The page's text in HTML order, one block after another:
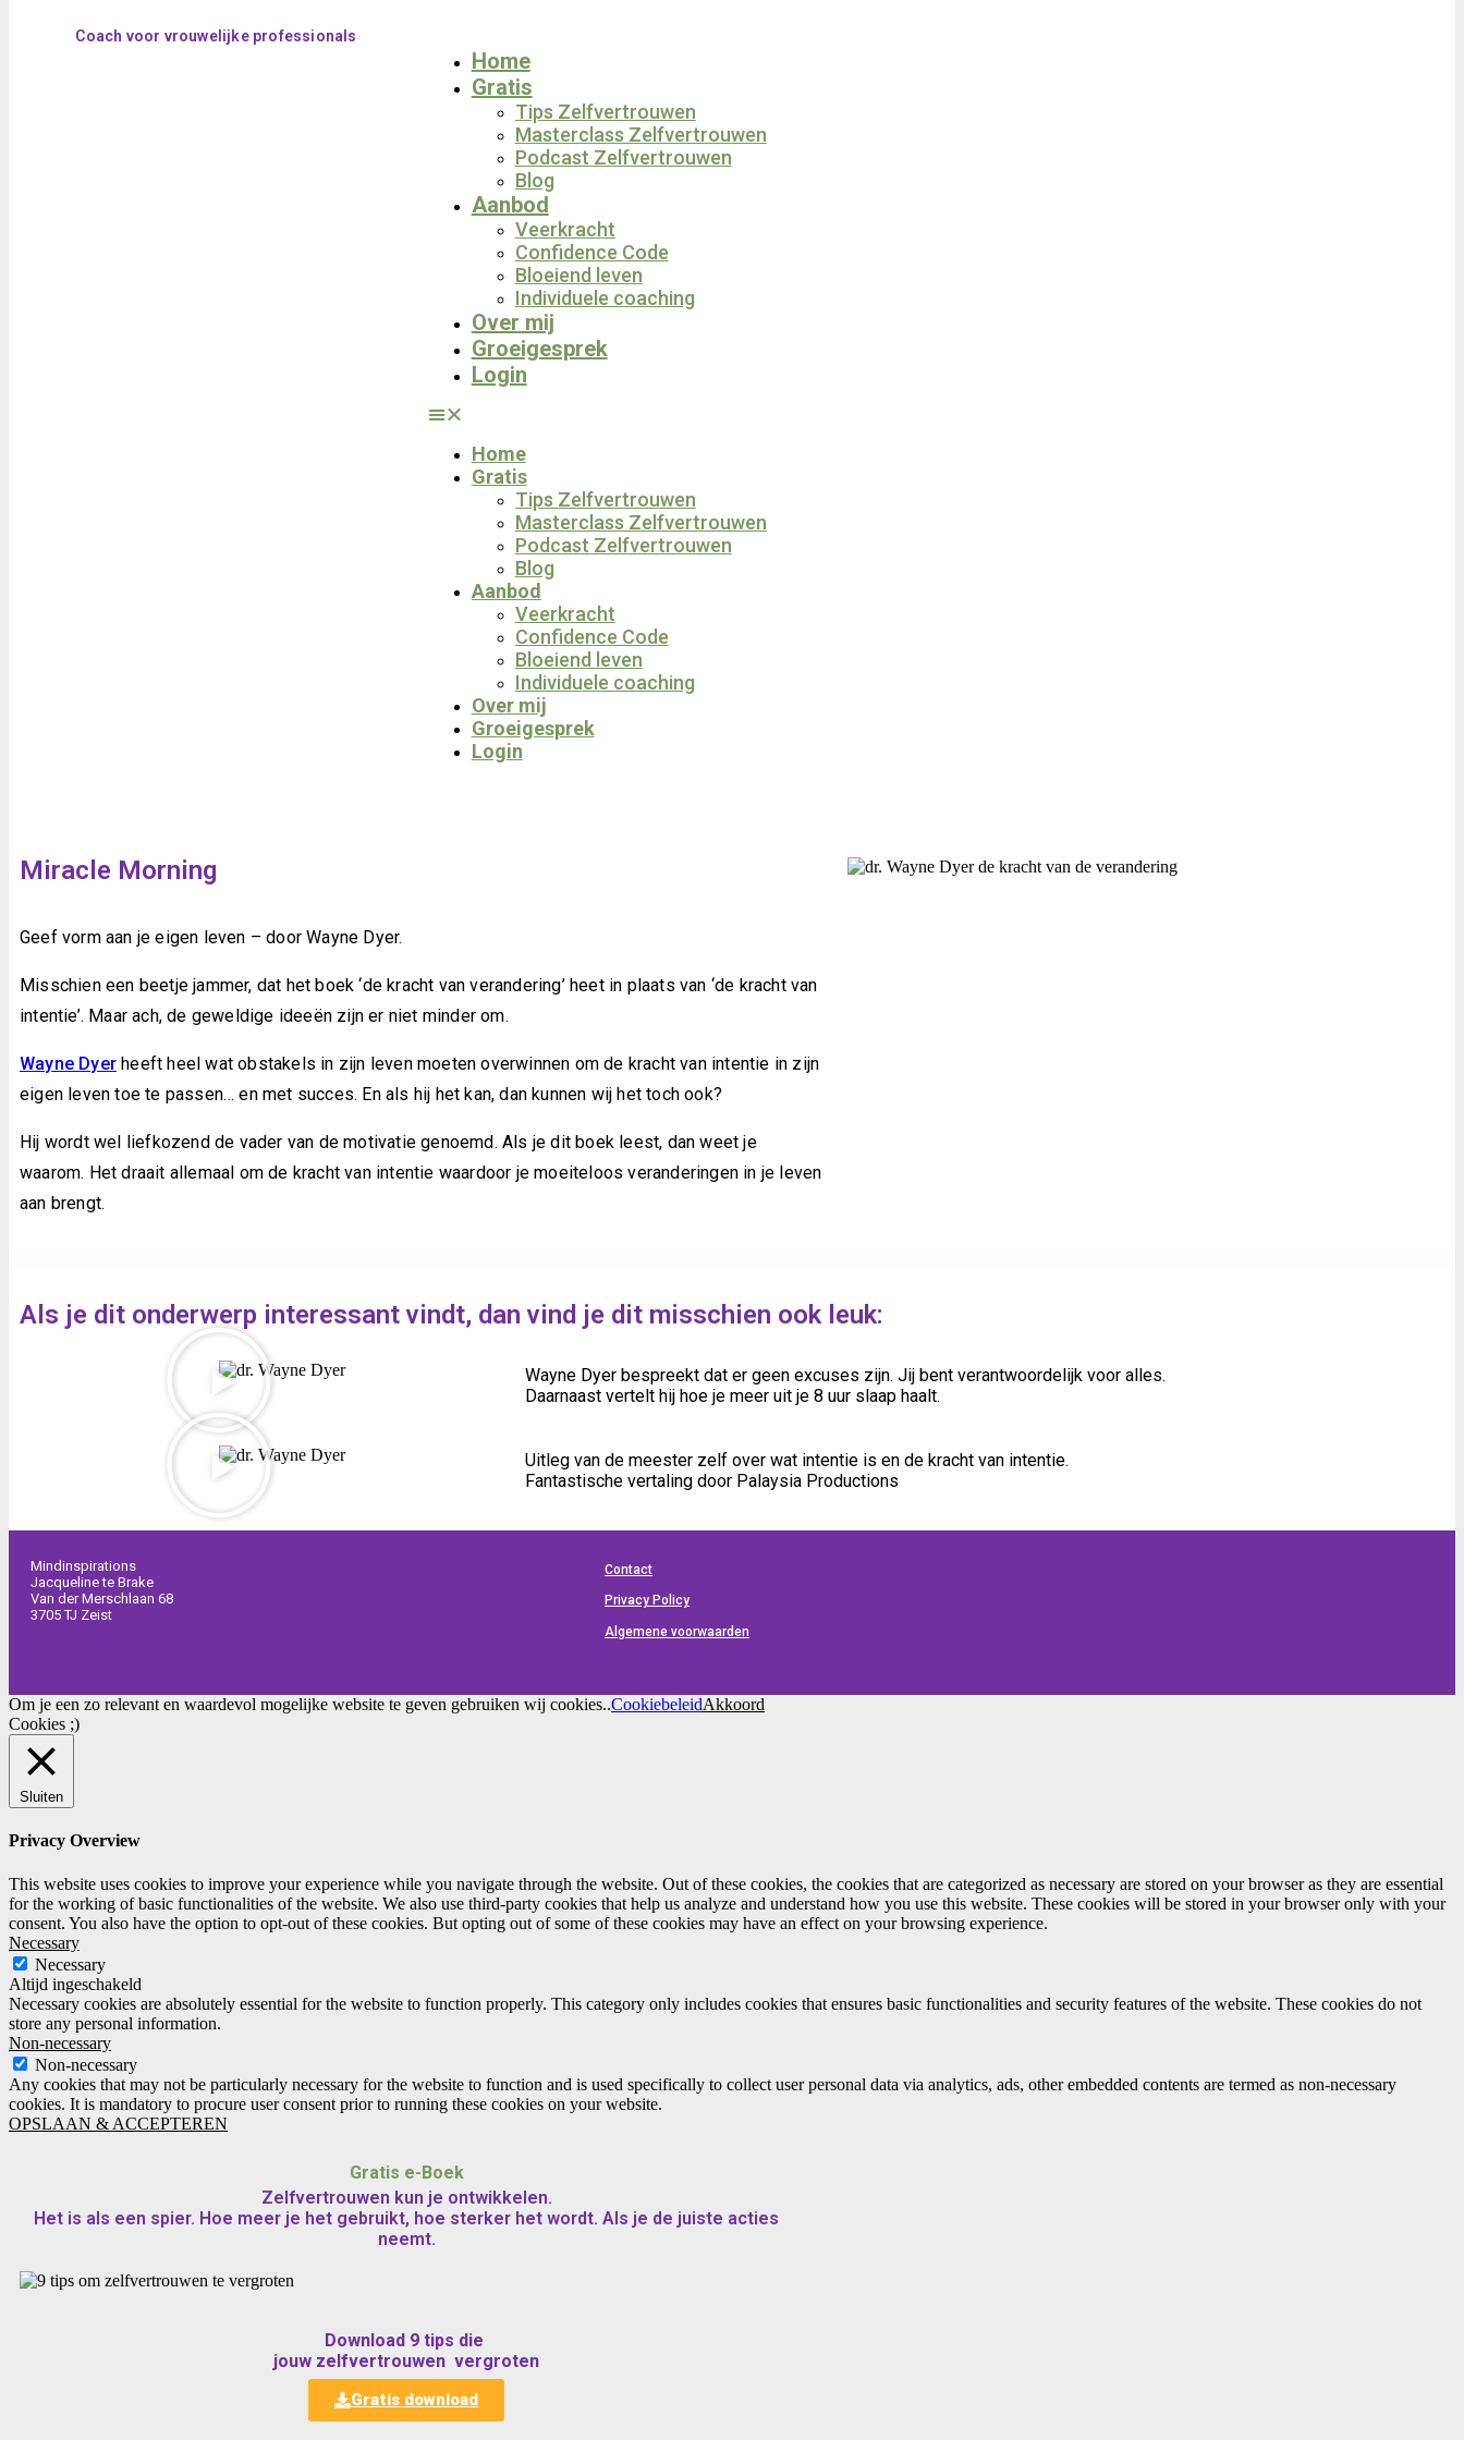
Coach voor vrouwelijke professionals
Home
Gratis
Tips Zelfvertrouwen
Masterclass Zelfvertrouwen
Podcast Zelfvertrouwen
Blog
Aanbod
Veerkracht
Confidence Code
Bloeiend leven
Individuele coaching
Over mij
Groeigesprek
Login
Home
Gratis
Tips Zelfvertrouwen
Masterclass Zelfvertrouwen
Podcast Zelfvertrouwen
Blog
Aanbod
Veerkracht
Confidence Code
Bloeiend leven
Individuele coaching
Over mij
Groeigesprek
Login
Miracle Morning
Geef vorm aan je eigen leven – door Wayne Dyer.
Misschien een beetje jammer, dat het boek ‘de kracht van verandering’ heet in plaats van ‘de kracht van
intentie’. Maar ach, de geweldige ideeën zijn er niet minder om.
Wayne Dyer heeft heel wat obstakels in zijn leven moeten overwinnen om de kracht van intentie in zijn
eigen leven toe te passen… en met succes. En als hij het kan, dan kunnen wij het toch ook?
Hij wordt wel liefkozend de vader van de motivatie genoemd. Als je dit boek leest, dan weet je
waarom. Het draait allemaal om de kracht van intentie waardoor je moeiteloos veranderingen in je leven
aan brengt.
Als je dit onderwerp interessant vindt, dan vind je dit misschien ook leuk:
Wayne Dyer bespreekt dat er geen excuses zijn. Jij bent verantwoordelijk voor alles.
Daarnaast vertelt hij hoe je meer uit je 8 uur slaap haalt.
Uitleg van de meester zelf over wat intentie is en de kracht van intentie.
Fantastische vertaling door Palaysia Productions
Mindinspirations
Jacqueline te Brake
Van der Merschlaan 68
3705 TJ Zeist
Contact
Privacy Policy
Algemene voorwaarden
Om je een zo relevant en waardevol mogelijke website te geven gebruiken wij cookies..CookiebeleidAkkoord
Cookies ;)
Sluiten
Privacy Overview
This website uses cookies to improve your experience while you navigate through the website. Out of these cookies, the cookies that are categorized as necessary are stored on your browser as they are essential
for the working of basic functionalities of the website. We also use third-party cookies that help us analyze and understand how you use this website. These cookies will be stored in your browser only with your
consent. You also have the option to opt-out of these cookies. But opting out of some of these cookies may have an effect on your browsing experience.
Necessary
Necessary
Altijd ingeschakeld
Necessary cookies are absolutely essential for the website to function properly. This category only includes cookies that ensures basic functionalities and security features of the website. These cookies do not
store any personal information.
Non-necessary
Non-necessary
Any cookies that may not be particularly necessary for the website to function and is used specifically to collect user personal data via analytics, ads, other embedded contents are termed as non-necessary
cookies. It is mandatory to procure user consent prior to running these cookies on your website.
OPSLAAN & ACCEPTEREN
Gratis e-Boek
Zelfvertrouwen kun je ontwikkelen.
Het is als een spier. Hoe meer je het gebruikt, hoe sterker het wordt. Als je de juiste acties
neemt.
Download 9 tips die
jouw zelfvertrouwen vergroten
Gratis download